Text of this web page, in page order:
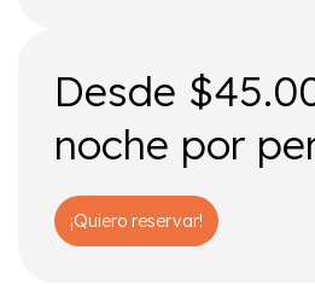
Desde
noche por
¡Quiero reservar!